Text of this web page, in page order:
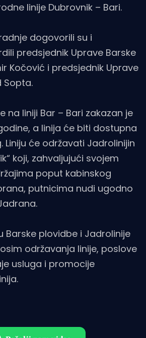
linije Dubrovnik – Bari.
dogovorili su i
predsjednik Uprave Barske
Kočović i predsjednik Uprave
Sopta.
na liniji Bar – Bari zakazan je
godine, a linija će biti dostupna
Liniju će održavati Jadrolinijin
koji, zahvaljujući svojem
poput kabinskog
putnicima nudi ugodno
Barske plovidbe i Jadrolinije
održavanja linije, poslove
usluga i promocije